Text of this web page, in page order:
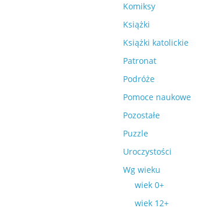
Komiksy
Książki
Książki katolickie
Patronat
Podróże
Pomoce naukowe
Pozostałe
Puzzle
Uroczystości
Wg wieku
wiek 0+
wiek 12+